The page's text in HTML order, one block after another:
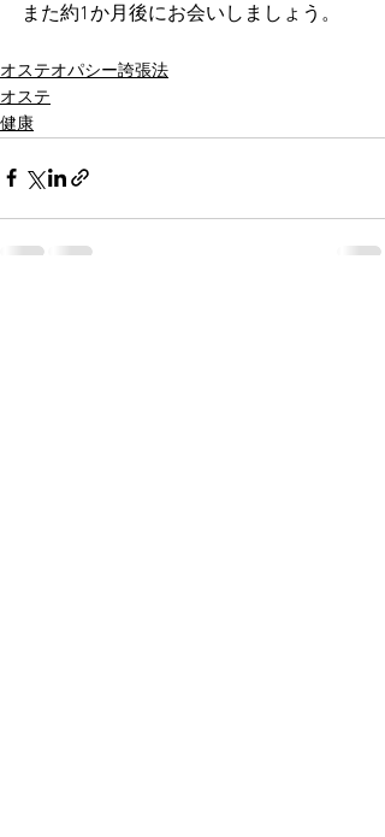
また約1か月後にお会いしましょう。
オステオパシー誇張法
オステ
健康